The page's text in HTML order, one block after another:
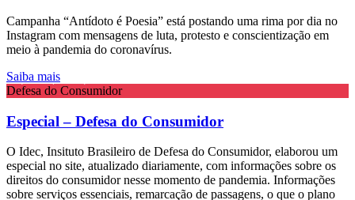
Campanha “Antídoto é Poesia” está postando uma rima por dia no
Instagram com mensagens de luta, protesto e conscientização em
meio à pandemia do coronavírus.
Saiba mais
Defesa do Consumidor
Especial – Defesa do Consumidor
O Idec, Insituto Brasileiro de Defesa do Consumidor, elaborou um
especial no site, atualizado diariamente, com informações sobre os
direitos do consumidor nesse momento de pandemia. Informações
sobre serviços essenciais, remarcação de passagens, o que o plano